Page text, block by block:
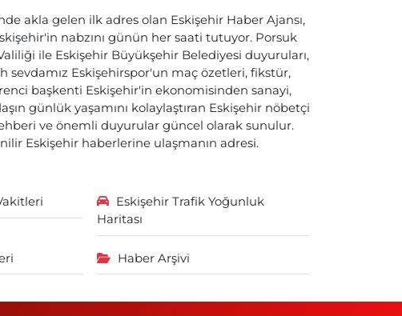
akla gelen ilk adres olan Eskişehir Haber Ajansı,
nabzını günün her saati tutuyor. Porsuk
ile Eskişehir Büyükşehir Belediyesi duyuruları,
sevdamız Eskişehirspor'un maç özetleri, fikstür,
başkenti Eskişehir'in ekonomisinden sanayi,
günlük yaşamını kolaylaştıran Eskişehir nöbetçi
ve önemli duyurular güncel olarak sunulur.
Eskişehir haberlerine ulaşmanın adresi.
Eskişehir Trafik Yoğunluk
Haritası
Haber Arşivi